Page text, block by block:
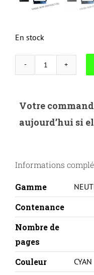
En stock
quantité
S.300AC-
SAMSUNG
C
Votre
aujourd’hui si
Informations
Gamme
Contenance
Nombre de
pages
Couleur
CYAN